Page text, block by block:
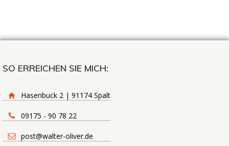
SO ERREICHEN SIE MICH:
Hasenbuck 2 | 91174 Spalt
09175 - 90 78 22
post@walter-oliver.de